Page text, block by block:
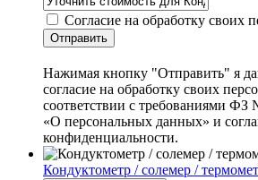
Согласие на обработку своих
Отправить
Нажимая кнопку "Отправить" я
согласие на обработку своих
соответствии с требованиями ФЗ
«О персональных данных» и
конфиденциальности.
Кондуктометр / солемер /